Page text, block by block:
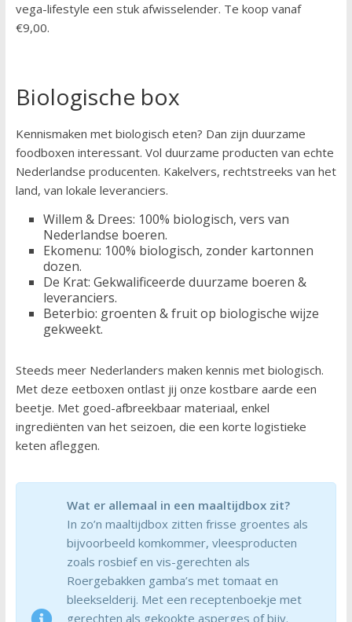
vega-lifestyle een stuk afwisselender. Te koop vanaf
€9,00.
Biologische box
Kennismaken met biologisch eten? Dan zijn duurzame
foodboxen interessant. Vol duurzame producten van echte
Nederlandse producenten. Kakelvers, rechtstreeks van het
land, van lokale leveranciers.
Willem & Drees: 100% biologisch, vers van
Nederlandse boeren.
Ekomenu: 100% biologisch, zonder kartonnen
dozen.
De Krat: Gekwalificeerde duurzame boeren &
leveranciers.
Beterbio: groenten & fruit op biologische wijze
gekweekt.
Steeds meer Nederlanders maken kennis met biologisch.
Met deze eetboxen ontlast jij onze kostbare aarde een
beetje. Met goed-afbreekbaar materiaal, enkel
ingrediënten van het seizoen, die een korte logistieke
keten afleggen.
Wat er allemaal in een maaltijdbox zit?
In zo’n maaltijdbox zitten frisse groentes als
bijvoorbeeld komkommer, vleesproducten
zoals rosbief en vis-gerechten als
Roergebakken gamba’s met tomaat en
bleekselderij. Met een receptenboekje met
gerechten als gekookte asperges of bijv.